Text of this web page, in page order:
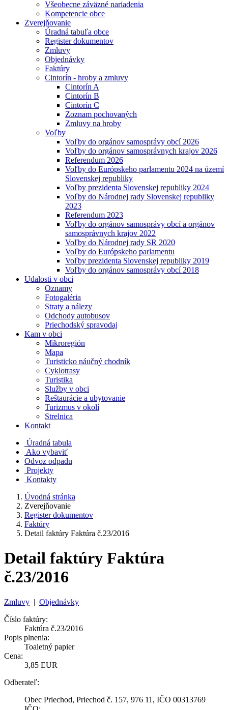
Všeobecne záväzné nariadenia
Kompetencie obce
Zverejňovanie
Úradná tabuľa obce
Register dokumentov
Zmluvy
Objednávky
Faktúry
Cintorín - hroby a zmluvy
Cintorín A
Cintorín B
Cintorín C
Zoznam pochovaných
Zmluvy na hroby
Voľby
Voľby do orgánov samosprávy obcí 2026
Voľby do orgánov samosprávnych krajov 2026
Referendum 2026
Voľby do Európskeho parlamentu 2024 na území
Slovenskej republiky
Voľby prezidenta Slovenskej republiky 2024
Voľby do Národnej rady Slovenskej republiky
2023
Referendum 2023
Voľby do orgánov samosprávy obcí a orgánov
samosprávnych krajov 2022
Voľby do Národnej rady SR 2020
Voľby do Európskeho parlamentu
Voľby prezidenta Slovenskej republiky 2019
Voľby do orgánov samosprávy obcí 2018
Udalosti v obci
Oznamy
Fotogaléria
Straty a nálezy
Odchody autobusov
Priechodský spravodaj
Kam v obci
Mikroregión
Mapa
Turisticko náučný chodník
Cyklotrasy
Turistika
Služby v obci
Reštaurácie a ubytovanie
Turizmus v okolí
Strelnica
Kontakt
Úradná tabula
Ako vybaviť
Odvoz odpadu
Projekty
Kontakty
Úvodná stránka
Zverejňovanie
Register dokumentov
Faktúry
Detail faktúry Faktúra č.23/2016
Detail faktúry Faktúra
č.23/2016
Zmluvy | Objednávky
Číslo faktúry:
Faktúra č.23/2016
Popis plnenia:
Toaletný papier
Cena:
3,85 EUR
Odberateľ:
Obec Priechod, Priechod č. 157, 976 11, IČO 00313769